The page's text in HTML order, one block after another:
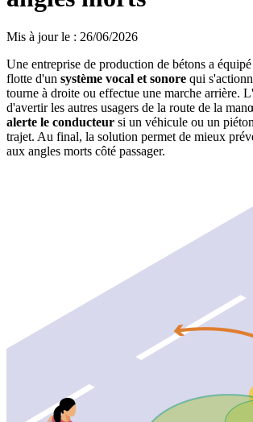
Mis à jour le : 26/06/2026
Une entreprise de production de bétons a
flotte d'un système vocal et sonore qui
tourne à droite ou effectue une marche arrière.
d'avertir les autres usagers de la route de la
alerte le conducteur si un véhicule ou un
trajet. Au final, la solution permet de mieux
aux angles morts côté passager.